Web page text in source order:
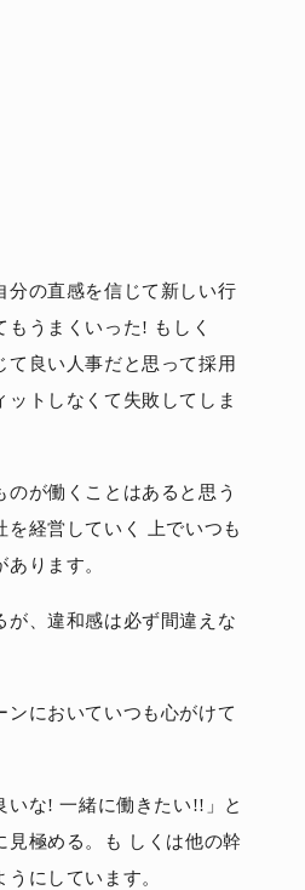
分の直感を信じて新しい行
もうまくいった! もしく
て良い人事だと思って採用
ットしなくて失敗してしま
のが働くことはあると思う
を経営していく 上でいつも
ります。
が、違和感は必ず間違えな
ンにおいていつも心がけて
いな! 一緒に働きたい!!」と
見極める。も しくは他の幹
にしています。